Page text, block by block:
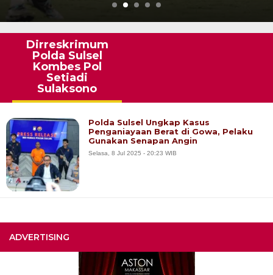
ADVERTISING
Dirreskrimum
Polda Sulsel
Kombes Pol
Setiadi
Sulaksono
Polda Sulsel Ungkap Kasus
Penganiayaan Berat di Gowa, Pelaku
Gunakan Senapan Angin
Selasa, 8 Jul 2025 - 20:23 WIB